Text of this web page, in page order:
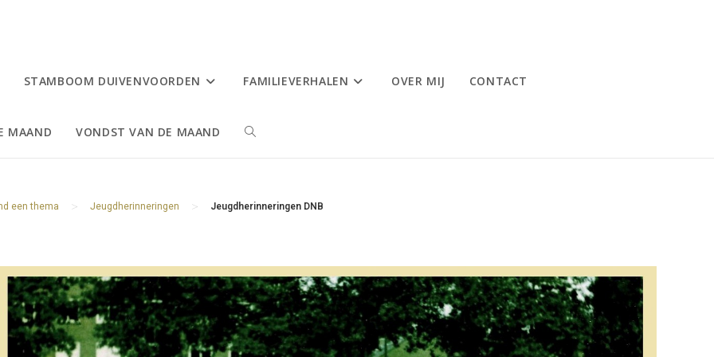
STAMBOOM DUIVENVOORDEN FAMILIEVERHALEN OVER MIJ CONTACT
MAAND VONDST VAN DE MAAND TOGGLE
een thema > Jeugdherinneringen > Jeugdherinneringen DNB